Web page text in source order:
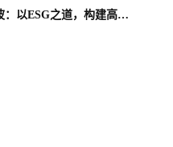
对话赛力斯康波：以ESG之道，构建高端智能汽车品牌全球竞争力